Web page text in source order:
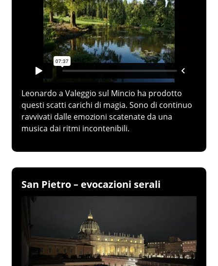
Leonardo a Valeggio sul Mincio ha prodotto
questi scatti carichi di magia. Sono di continuo
ravvivati dalle emozioni scatenate da una
musica dai ritmi incontenibili.
San Pietro – evocazioni serali